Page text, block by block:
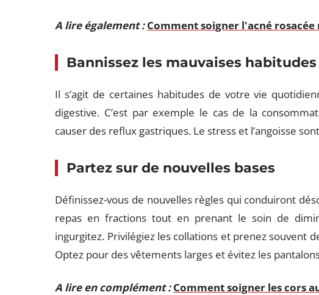
A lire également : Comment soigner l'acné
Bannissez les mauvaises habitudes
Il s’agit de certaines habitudes de votre vie
digestive. C’est par exemple le cas de la
causer des reflux gastriques. Le stress et l’angoisse
Partez sur de nouvelles bases
Définissez-vous de nouvelles règles qui conduiront
repas en fractions tout en prenant le soin de
ingurgitez. Privilégiez les collations et prenez souvent
Optez pour des vêtements larges et évitez les
A lire en complément : Comment soigner les cors